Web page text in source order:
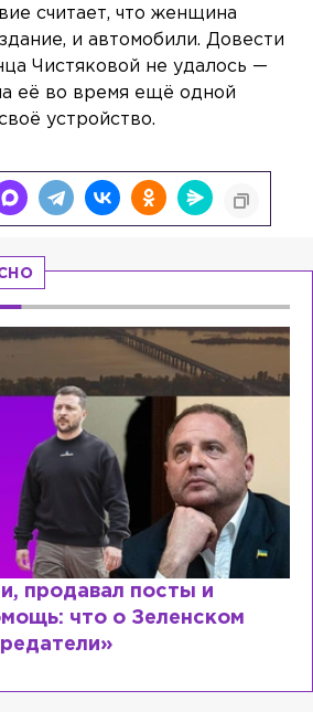
считает, что женщина
и автомобили. Довести
Чистяковой не удалось —
её во время ещё одной
устройство.
но опять флиртует с
Лера Кудрявцева